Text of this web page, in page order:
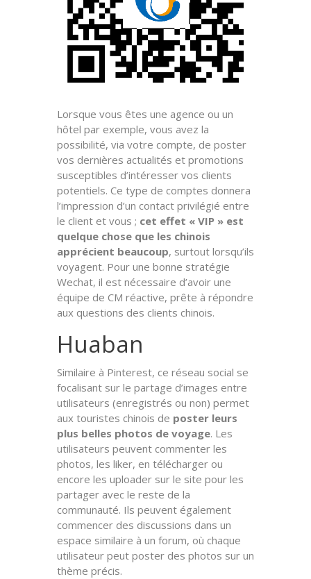
Lorsque vous êtes une agence ou un
hôtel par exemple, vous avez la
possibilité, via votre compte, de poster
vos dernières actualités et promotions
susceptibles d’intéresser vos clients
potentiels. Ce type de comptes donnera
l’impression d’un contact privilégié entre
le client et vous ; cet effet « VIP » est
quelque chose que les chinois
apprécient beaucoup, surtout lorsqu’ils
voyagent. Pour une bonne stratégie
Wechat, il est nécessaire d’avoir une
équipe de CM réactive, prête à répondre
aux questions des clients chinois.
Huaban
Similaire à Pinterest, ce réseau social se
focalisant sur le partage d’images entre
utilisateurs (enregistrés ou non) permet
aux touristes chinois de poster leurs
plus belles photos de voyage. Les
utilisateurs peuvent commenter les
photos, les liker, en télécharger ou
encore les uploader sur le site pour les
partager avec le reste de la
communauté. Ils peuvent également
commencer des discussions dans un
espace similaire à un forum, où chaque
utilisateur peut poster des photos sur un
thème précis.